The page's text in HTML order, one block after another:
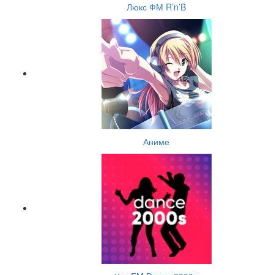
Люкс ФМ R’n’B
Аниме